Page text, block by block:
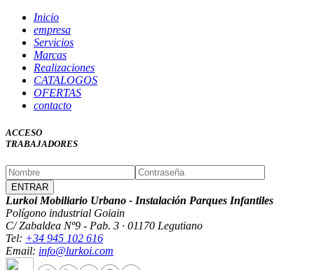
Inicio
empresa
Servicios
Marcas
Realizaciones
CATALOGOS
OFERTAS
contacto
ACCESO
TRABAJADORES
Lurkoi Mobiliario Urbano - Instalación Parques Infantiles
Polígono industrial Goiain
C/ Zabaldea Nº9 - Pab. 3 · 01170 Legutiano
Tel: +34 945 102 616
Email: info@lurkoi.com